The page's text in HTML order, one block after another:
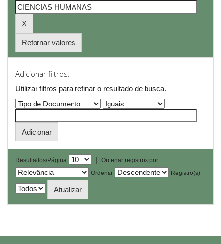
Retornar valores
Adicionar filtros:
Utilizar filtros para refinar o resultado de busca.
Resultados/Página |
Ordenar registros por
Ordenar
Registro(s)